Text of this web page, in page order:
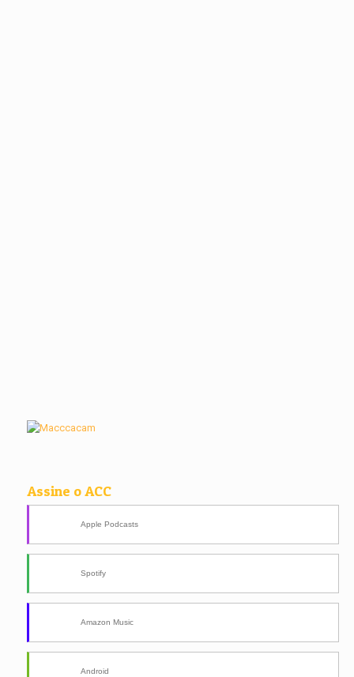
Assine o ACC
Apple Podcasts
Spotify
Amazon Music
Android